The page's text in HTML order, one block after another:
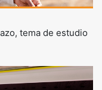
tema de estudio